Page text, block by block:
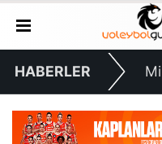
HABERLER